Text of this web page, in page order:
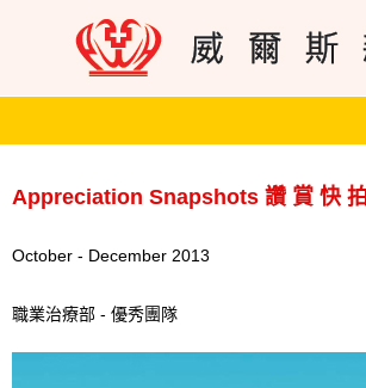
Appreciation Snapshots 讚 賞 快 拍
October - December 2013
職業治療部 - 優秀團隊